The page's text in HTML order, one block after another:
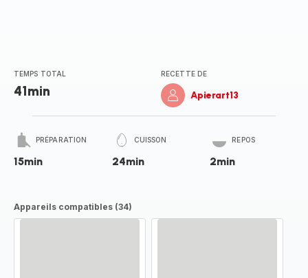
TEMPS TOTAL
41min
RECETTE DE
Apierart13
PRÉPARATION
15min
CUISSON
24min
REPOS
2min
Appareils compatibles (34)